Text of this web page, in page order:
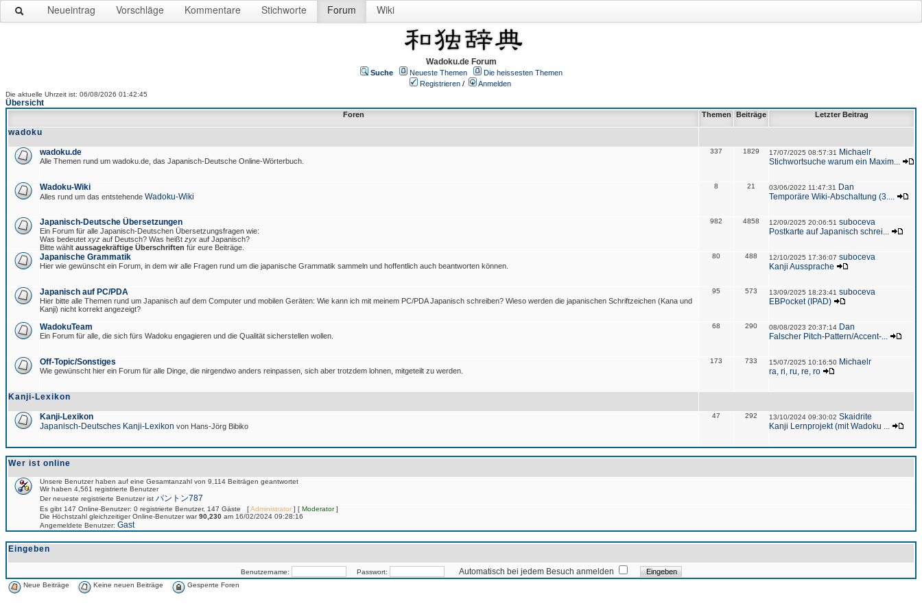
Neueintrag Vorschläge Kommentare Stichworte Forum Wiki
Wadoku.de Forum
Suche Neueste Themen
Die heissesten Themen
Registrieren / Anmelden
Die aktuelle Uhrzeit ist: 06/08/2026 01:42:45
Übersicht
Foren Themen Beiträge Letzter Beitrag
wadoku
wadoku.de
Alle Themen rund um wadoku.de, das Japanisch-Deutsche Online-Wörterbuch.
337 1829 17/07/2025 08:57:31
Michaelr
Stichwortsuche warum ein Maxim...
Wadoku-Wiki
Alles rund um das entstehende Wadoku-Wiki
8 21 03/06/2022 11:47:31
Dan
Temporäre Wiki-Abschaltung (3....
Japanisch-Deutsche Übersetzungen
Ein Forum für alle Japanisch-Deutschen Übersetzungsfragen wie:
Was bedeutet xyz auf Deutsch? Was heißt zyx auf Japanisch?
Bitte wählt aussagekräftige Überschriften für eure Beiträge.
982 4858 12/09/2025 20:06:51 suboceva
Postkarte auf Japanisch schrei...
Japanische Grammatik
Hier wie gewünscht ein Forum, in dem wir alle Fragen rund um die japanische Grammatik sammeln und hoffentlich auch beantworten können.
80 488 12/10/2025 17:36:07 suboceva
Kanji Aussprache
Japanisch auf PC/PDA
Hier bitte alle Themen rund um Japanisch auf dem Computer und mobilen Geräten: Wie kann ich mit meinem PC/PDA Japanisch schreiben? Wieso werden die japanischen Schriftzeichen (Kana und
Kanji) nicht korrekt angezeigt?
95 573 13/09/2025 18:23:41 suboceva
EBPocket (IPAD)
WadokuTeam
Ein Forum für alle, die sich fürs Wadoku engagieren und die Qualität sicherstellen wollen.
68 290 08/08/2023 20:37:14 Dan
Falscher Pitch-Pattern/Accent-...
Off-Topic/Sonstiges
Wie gewünscht hier ein Forum für alle Dinge, die nirgendwo anders reinpassen, sich aber trotzdem lohnen, mitgeteilt zu werden.
173 733 15/07/2025 10:16:50 Michaelr
ra, ri, ru, re, ro
Kanji-Lexikon
Kanji-Lexikon
Japanisch-Deutsches Kanji-Lexikon von Hans-Jörg Bibiko
47 292 13/10/2024 09:30:02 Skaidrite
Kanji Lernprojekt (mit Wadoku ...
Wer ist online
Unsere Benutzer haben auf eine Gesamtanzahl von 9,114 Beiträgen geantwortet
Wir haben 4,561 registrierte Benutzer
Der neueste registrierte Benutzer ist パントン787
Es gibt 147 Online-Benutzer: 0 registrierte Benutzer, 147 Gäste [Administrator] [ Moderator]
Die Höchstzahl gleichzeitiger Online-Benutzer war90,230 am 16/02/2024 09:28:16
Angemeldete Benutzer: Gast
Eingeben
Benutzername: Passwort: Automatisch bei jedem Besuch anmelden
Neue Beiträge Keine neuen Beiträge Gesperrte Foren